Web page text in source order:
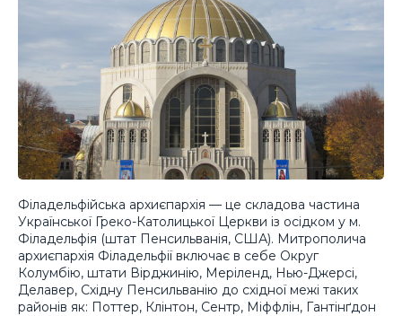
Філадельфійська архиєпархія — це складова частина
Української Греко-Католицької Церкви із осідком у м.
Філадельфія (штат Пенсильванія, США). Митрополича
архиєпархія Філадельфії включає в себе Округ
Колумбію, штати Вірджинію, Меріленд, Нью-Джерсі,
Делавер, Східну Пенсильванію до східної межі таких
районів як: Поттер, Клінтон, Сентр, Міффлін, Гантінґдон